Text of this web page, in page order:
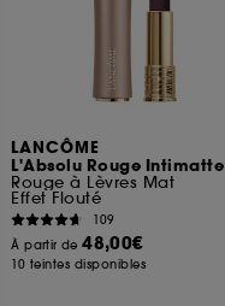
LANCÔME
L'Absolu Rouge Intimatte
Rouge à Lèvres Mat
Effet Flouté
109
À partir de48,00€
10 teintes disponibles